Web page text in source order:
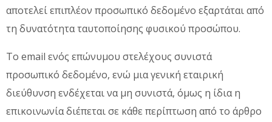
αποτελεί επιπλέον προσωπικό δεδομένο εξαρτάται από
τη δυνατότητα ταυτοποίησης φυσικού προσώπου.
Το email ενός επώνυμου στελέχους συνιστά
προσωπικό δεδομένο, ενώ μια γενική εταιρική
διεύθυνση ενδέχεται να μη συνιστά, όμως η ίδια η
επικοινωνία διέπεται σε κάθε περίπτωση από το άρθρο